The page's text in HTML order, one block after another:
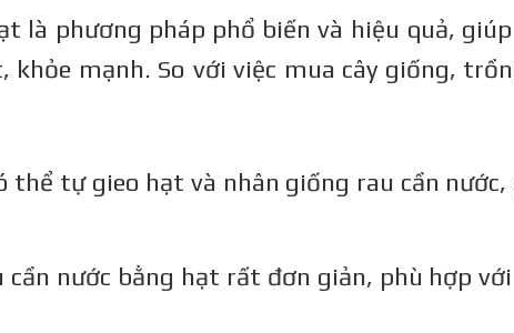
là phương pháp phổ biến và hiệu quả,
khỏe mạnh. So với việc mua cây giống,
thể tự gieo hạt và nhân giống rau cần
nước bằng hạt rất đơn giản, phù hợp